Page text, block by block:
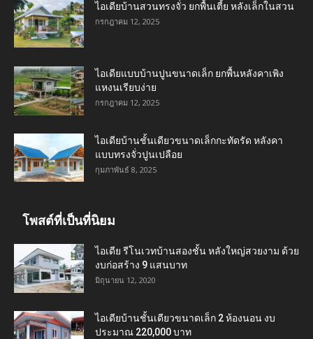
ไอเดียบ้านสวนทรงจั่ว ยกพื้นเตี้ย หลังเล็กในสวน
กรกฎาคม 12, 2025
ไอเดียแบบบ้านปูนขนาดเล็ก ยกพื้นหลังคาเพิง
แหงนเรียบง่าย
กรกฎาคม 12, 2025
ไอเดียบ้านชั้นเดียวขนาดเล็กกะทัดรัด หลังคา
แบบทรงจั่วปูนเปลือย
กุมภาพันธ์ 8, 2025
โพสต์ที่เป็นที่นิยม
ไอเดีย รีโนเวทบ้านสองชั้น หลังใหญ่สวยงาม ด้วย
งบก่อสร้าง 9 แสนบาท
มิถุนายน 12, 2020
ไอเดียบ้านชั้นเดียวขนาดเล็ก 2 ห้องนอน งบ
ประมาณ 220,000 บาท